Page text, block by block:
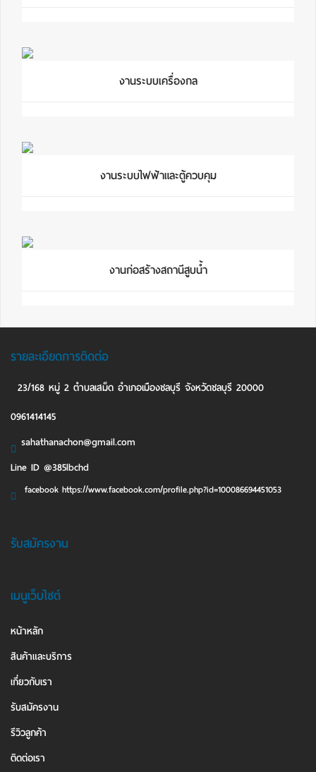
งานระบบเครื่องกล
งานระบบไฟฟ้าและตู้ควบคุม
งานก่อสร้างสถานีสูบน้ำ
รายละเอียดการติดต่อ
23/168 หมู่ 2 ตำบลเสม็ด อำเภอเมืองชลบุรี จังหวัดชลบุรี 20000
0961414145
sahathanachon@gmail.com
Line ID @385lbchd
facebook https://www.facebook.com/profile.php?id=100086694451053
รับสมัครงาน
เมนูเว็บไซต์
หน้าหลัก
สินค้าและบริการ
เกี่ยวกับเรา
รับสมัครงาน
รีวิวลูกค้า
ติดต่อเรา